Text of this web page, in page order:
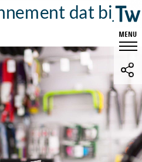
dat bij